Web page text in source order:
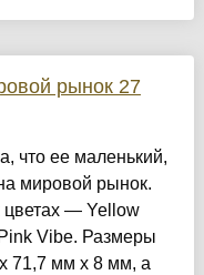
рынок 27
что ее маленький,
мировой рынок.
цветах — Yellow
Vibe. Размеры
71,7 мм x 8 мм, а